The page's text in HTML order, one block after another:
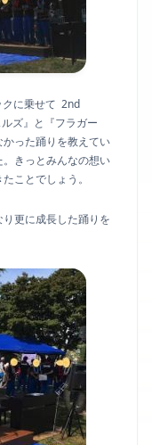
クに乗せて 2nd
ズ』と『フラガー
った踊りを教えてい
きっとみんなの想い
ことでしょう。
更に成長した踊りを